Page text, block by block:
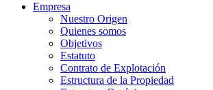
Empresa
Nuestro Origen
Quienes somos
Objetivos
Estatuto
Contrato de Explotación
Estructura de la Propiedad